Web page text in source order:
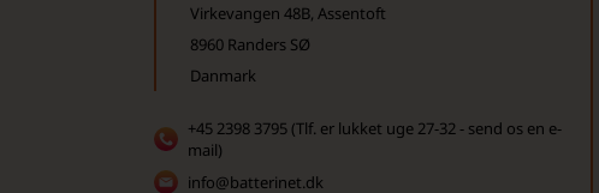
Virkevangen 48B, Assentoft
8960 Randers SØ
Danmark
+45 2398 3795 (Tlf. er lukket uge 27-32 - send os en e-
mail)
info@batterinet.dk